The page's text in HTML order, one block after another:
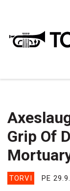
Grip Of
TORVI PE